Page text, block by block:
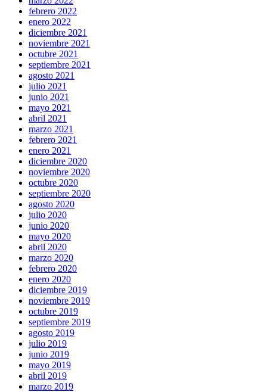
febrero 2022
enero 2022
diciembre 2021
noviembre 2021
octubre 2021
septiembre 2021
agosto 2021
julio 2021
junio 2021
mayo 2021
abril 2021
marzo 2021
febrero 2021
enero 2021
diciembre 2020
noviembre 2020
octubre 2020
septiembre 2020
agosto 2020
julio 2020
junio 2020
mayo 2020
abril 2020
marzo 2020
febrero 2020
enero 2020
diciembre 2019
noviembre 2019
octubre 2019
septiembre 2019
agosto 2019
julio 2019
junio 2019
mayo 2019
abril 2019
marzo 2019